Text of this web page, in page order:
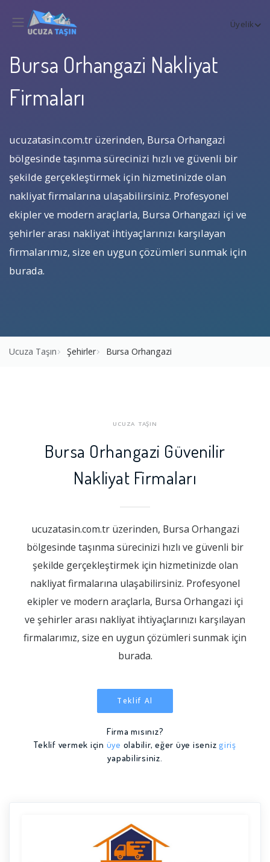
Üyelik
Bursa Orhangazi Nakliyat
Firmaları
ucuzatasin.com.tr üzerinden, Bursa Orhangazi
bölgesinde taşınma sürecinizi hızlı ve güvenli bir
şekilde gerçekleştirmek için hizmetinizde olan
nakliyat firmalarına ulaşabilirsiniz. Profesyonel
ekipler ve modern araçlarla, Bursa Orhangazi içi ve
şehirler arası nakliyat ihtiyaçlarınızı karşılayan
firmalarımız, size en uygun çözümleri sunmak için
burada.
Ucuza Taşın Şehirler Bursa Orhangazi
UCUZA TAŞIN
Bursa Orhangazi Güvenilir
Nakliyat Firmaları
ucuzatasin.com.tr üzerinden, Bursa Orhangazi
bölgesinde taşınma sürecinizi hızlı ve güvenli bir
şekilde gerçekleştirmek için hizmetinizde olan
nakliyat firmalarına ulaşabilirsiniz. Profesyonel
ekipler ve modern araçlarla, Bursa Orhangazi içi
ve şehirler arası nakliyat ihtiyaçlarınızı karşılayan
firmalarımız, size en uygun çözümleri sunmak için
burada.
Teklif Al
Firma mısınız?
Teklif vermek için üye olabilir, eğer üye iseniz giriş
yapabilirsiniz.